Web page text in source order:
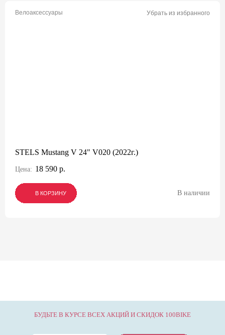
Велоаксессуары Убрать из избранного
STELS Mustang V 24" V020 (2022г.)
Цена: 18 590 р.
В КОРЗИНУ
В КОРЗИНУ
В КОРЗИНУ В наличии
БУДЬТЕ В КУРСЕ ВСЕХ АКЦИЙ И СКИДОК 100BIKE